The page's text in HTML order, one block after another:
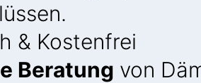
& Kostenfrei
Beratung von